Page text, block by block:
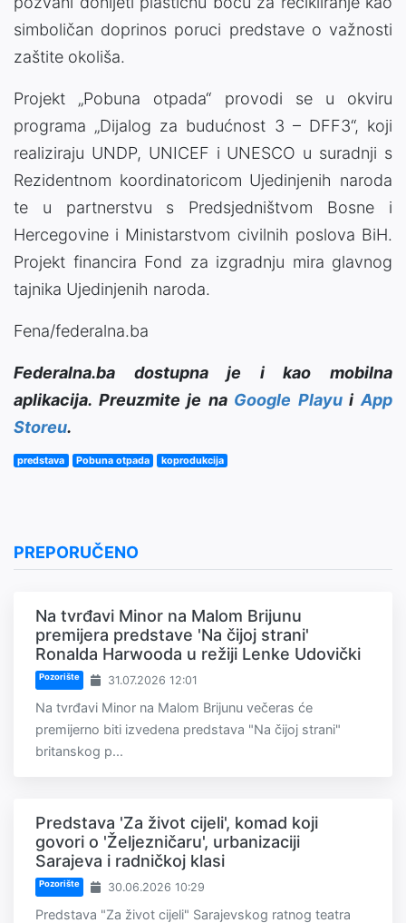
simboličan doprinos poruci predstave o važnosti
zaštite okoliša.
Projekt „Pobuna otpada“ provodi se u okviru
programa „Dijalog za budućnost 3 – DFF3“, koji
realiziraju UNDP, UNICEF i UNESCO u suradnji s
Rezidentnom koordinatoricom Ujedinjenih naroda
te u partnerstvu s Predsjedništvom Bosne i
Hercegovine i Ministarstvom civilnih poslova BiH.
Projekt financira Fond za izgradnju mira glavnog
tajnika Ujedinjenih naroda.
Fena/federalna.ba
Federalna.ba dostupna je i kao mobilna
aplikacija. Preuzmite je na Google PlayuiApp
Storeu.
predstava Pobuna otpada koprodukcija
PREPORUČENO
Na tvrđavi Minor na Malom Brijunu
premijera predstave 'Na čijoj strani'
Ronalda Harwooda u režiji Lenke Udovički
Pozorište 31.07.2026 12:01
Na tvrđavi Minor na Malom Brijunu večeras će
premijerno biti izvedena predstava "Na čijoj strani"
britanskog p...
Predstava 'Za život cijeli', komad koji
govori o 'Željezničaru', urbanizaciji
Sarajeva i radničkoj klasi
Pozorište 30.06.2026 10:29
Predstava "Za život cijeli" Sarajevskog ratnog teatra